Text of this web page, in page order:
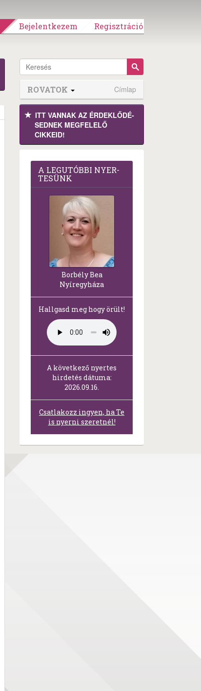
Bejelentkezem Regisztráció
ROVATOK Címlap
ITT VANNAK AZ ÉRDEK­LŐDÉ­
SEDNEK MEGFE­LELŐ
CIKKEID!
A LEG­U­TÓB­BI NYER­
TE­SÜNK
Borbély Bea
Nyíregyháza
Hallgasd meg hogy örült!
A következő nyertes
hirdetés dátuma:
2026.09.16.
Csatlakozz ingyen, ha Te
is nyerni szeretnél!